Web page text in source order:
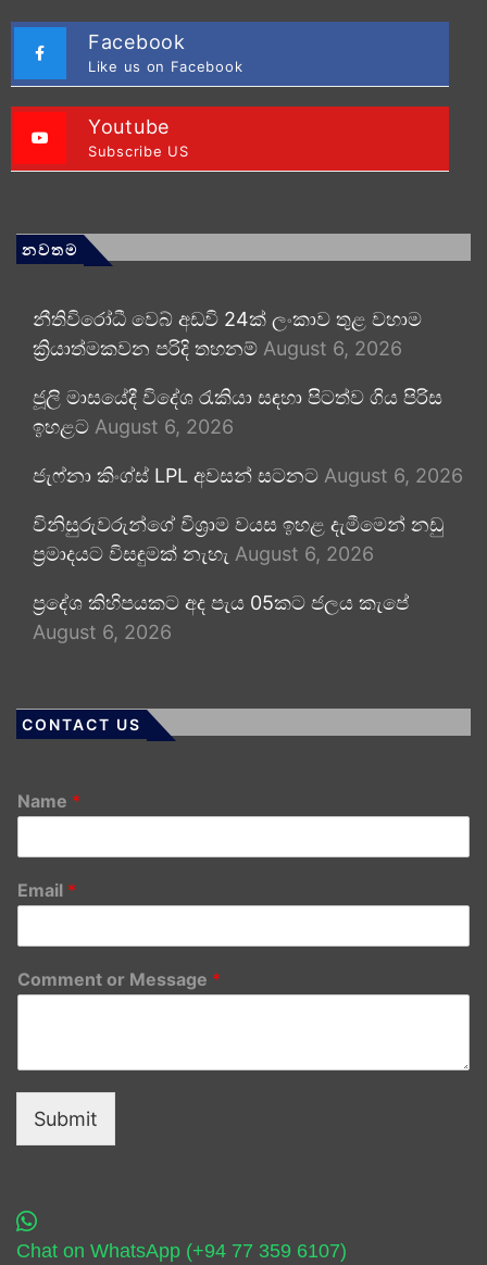
Facebook
Like us on Facebook
Youtube
Subscribe US
නවතම
නීතිවිරෝධී වෙබ් අඩවි 24ක් ලංකාව තුළ වහාම
ක්‍රියාත්මකවන පරිදි තහනම් August 6, 2026
ජූලි මාසයේදී විදේශ රැකියා සඳහා පිටත්ව ගිය පිරිස
ඉහළට August 6, 2026
ජැෆ්නා කිංග්ස් LPL අවසන් සටනට August 6, 2026
විනිසුරුවරුන්ගේ විශ්‍රාම වයස ඉහළ දැමීමෙන් නඩු
ප්‍රමාදයට විසඳුමක් නැහැ August 6, 2026
ප්‍රදේශ කිහිපයකට අද පැය 05කට ජලය කැපේ
August 6, 2026
CONTACT US
Name *
Email *
Comment or Message *
Submit
Chat on WhatsApp (+94 77 359 6107)